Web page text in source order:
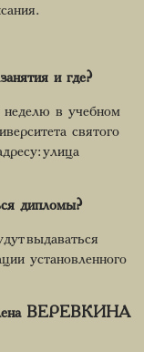
и где?
неделю в учебном
святого
улица
дипломы?
выдаваться
установленного
ВЕРЕВКИНА